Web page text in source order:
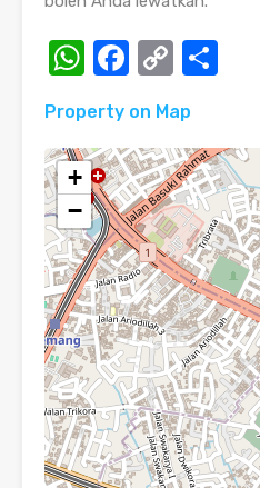
WhatsApp
Copy
Property on Map
+
−